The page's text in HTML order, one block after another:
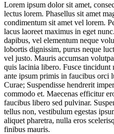
Lorem ipsum dolor sit amet,
lectus lorem. Phasellus sit amet
condimentum sit amet vel lorem.
lacus laoreet maximus in eget
dapibus, vel elementum neque
lobortis dignissim, purus neque
vel justo. Mauris accumsan
quis lacinia libero. Fusce tincidunt
ante ipsum primis in faucibus orci
Curae; Suspendisse hendrerit
commodo et. Maecenas efficitur
faucibus libero sed pulvinar.
tellus non, vestibulum egestas
aliquet pharetra, nulla eros
finibus mauris.